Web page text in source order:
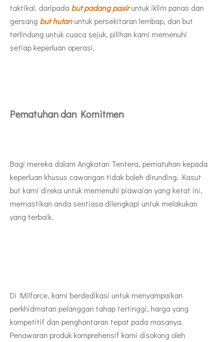
taktikal. daripada but padang pasiruntuk iklim panas dan
gersang but hutanuntuk persekitaran lembap, dan but
terlindung untuk cuaca sejuk, pilihan kami memenuhi
setiap keperluan operasi.
Pematuhan dan Komitmen
Bagi mereka dalam Angkatan Tentera, pematuhan kepada
keperluan khusus cawangan tidak boleh dirunding. Kasut
but kami direka untuk memenuhi piawaian yang ketat ini,
memastikan anda sentiasa dilengkapi untuk melakukan
yang terbaik.
Di Milforce, kami berdedikasi untuk menyampaikan
perkhidmatan pelanggan tahap tertinggi, harga yang
kompetitif dan penghantaran tepat pada masanya.
Penawaran produk komprehensif kami disokong oleh